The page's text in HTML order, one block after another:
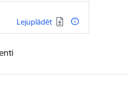
Lejupielādēt:
Lejuplādēt